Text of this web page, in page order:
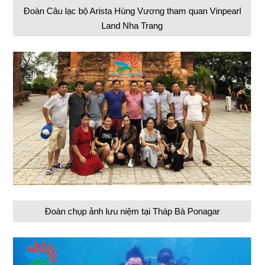
Đoàn Câu lạc bộ Arista Hùng Vương tham quan Vinpearl
Land Nha Trang
Đoàn chụp ảnh lưu niệm tại Tháp Bà Ponagar